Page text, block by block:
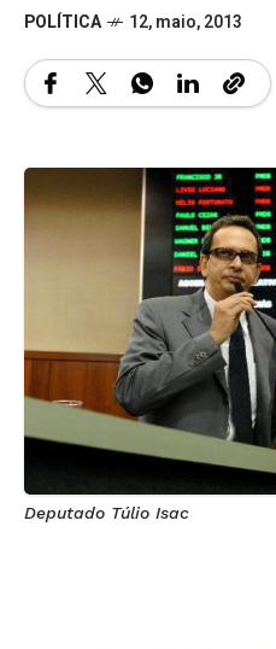
POLÍTICA 12, maio, 2013
Deputado Túlio Isac